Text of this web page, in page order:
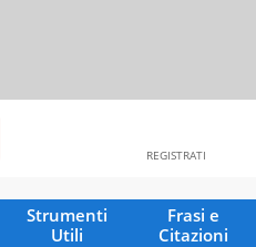
REGISTRATI
Strumenti
Utili
Frasi e
Citazioni